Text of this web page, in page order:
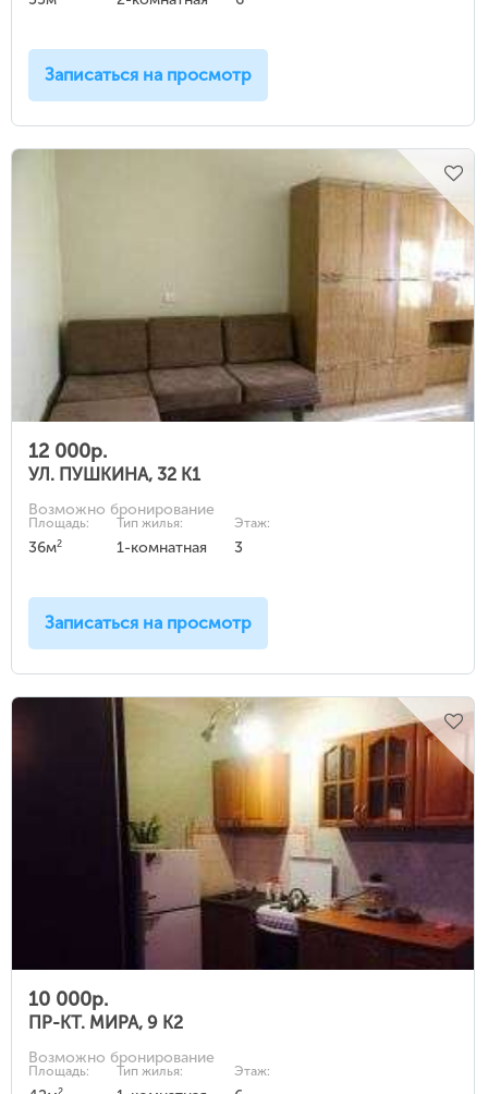
Записаться на просмотр
12 000р.
УЛ. ПУШКИНА, 32 К1
Возможно бронирование
Площадь:
36м2
Тип жилья:
1-комнатная
Этаж:
3
Записаться на просмотр
10 000р.
ПР-КТ. МИРА, 9 К2
Возможно бронирование
Площадь: Тип жилья: Этаж: